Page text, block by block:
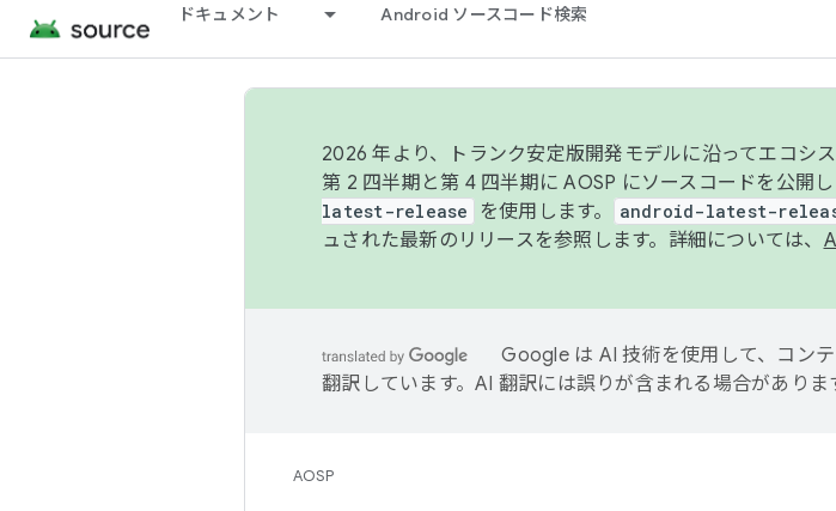
ドキュメント Android ソースコード検索
2026 年より、トランク安定版開発モデルに沿ってエコシ
第 2 四半期と第 4 四半期に AOSP にソースコードを公開
latest-release
を使用します。 android-latest-
ュされた最新のリリースを参照します。詳細については、
Google は AI 技術を使用して、コン
翻訳しています。AI 翻訳には誤りが含まれる場合がありま
AOSP